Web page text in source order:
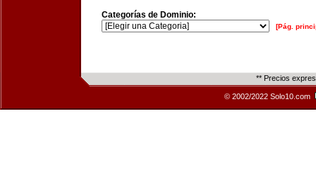
Categorías de Dominio:
[Pág.
** Precios
© 2002/2022 Solo10.com